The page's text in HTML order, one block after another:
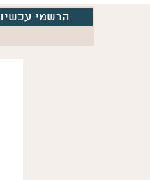
הרשמי עכשיו